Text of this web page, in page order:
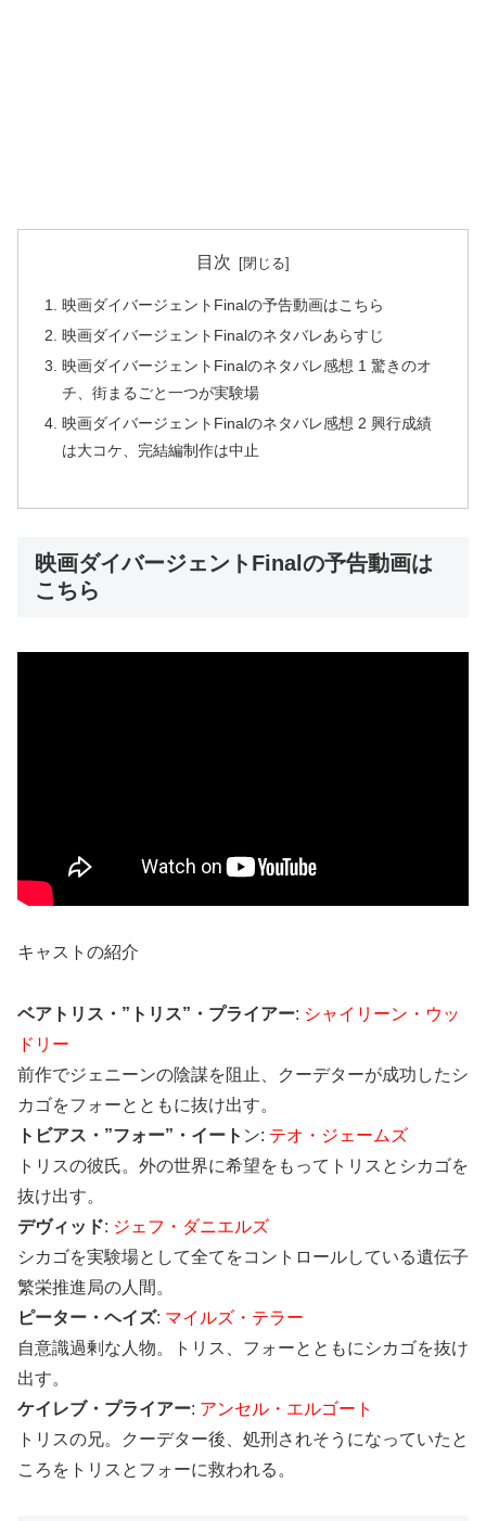
目次
映画ダイバージェントFinalの予告動画はこちら
映画ダイバージェントFinalのネタバレあらすじ
映画ダイバージェントFinalのネタバレ感想 1 驚きのオ
チ、街まるごと一つが実験場
映画ダイバージェントFinalのネタバレ感想 2 興行成績
は大コケ、完結編制作は中止
映画ダイバージェントFinalの予告動画は
こちら
キャストの紹介
ベアトリス・”トリス”・プライアー: シャイリーン・ウッ
ドリー
前作でジェニーンの陰謀を阻止、クーデターが成功したシ
カゴをフォーとともに抜け出す。
トビアス・”フォー”・イート ン: テオ・ジェームズ
トリスの彼氏。外の世界に希望をもってトリスとシカゴを
抜け出す。
デヴィッド: ジェフ・ダニエルズ
シカゴを実験場として全てをコントロールしている遺伝子
繁栄推進局の人間。
ピーター・ヘイズ: マイルズ・テラー
自意識過剰な人物。トリス、フォーとともにシカゴを抜け
出す。
ケイレブ・プライアー: アンセル・エルゴート
トリスの兄。クーデター後、処刑されそうになっていたと
ころをトリスとフォーに救われる。